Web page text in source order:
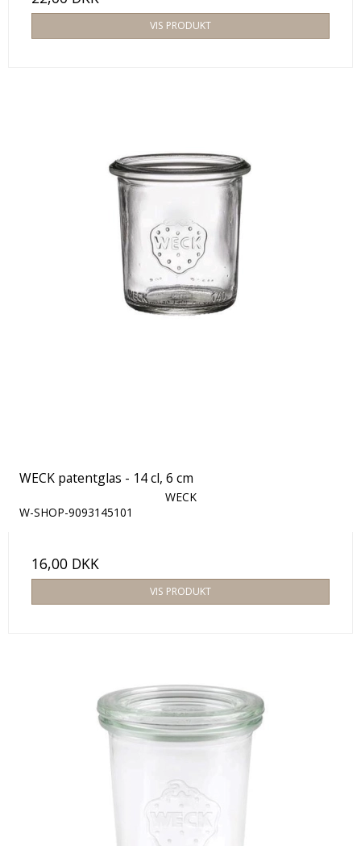
VIS PRODUKT
WECK patentglas - 14 cl, 6 cm
WECK
W-SHOP-9093145101
16,00 DKK
VIS PRODUKT